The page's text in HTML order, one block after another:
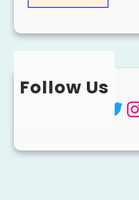
Follow Us
Instagram